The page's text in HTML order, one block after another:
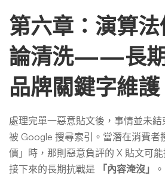
第六章：演算
論清洗——長期
品牌關鍵字維護
處理完單一惡意貼文後，事情並未
被 Google 搜尋索引。當潛在消費者
價」時，那則惡意負評的 X 貼文可
接下來的長期抗戰是
「內容淹沒」 。